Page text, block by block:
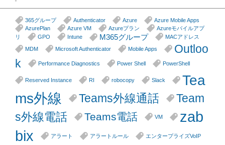
365グループ Authenticator Azure
Azure Mobile Apps
AzurePlan
Azure VM Azureプラン
Azureモバイルアプ
リ
GPO Intune M365グループ
MACアドレス
MDM
Microsoft Authenticator Mobile Apps
Outloo
k
Performance Diagnostics Power Shell PowerShell
Reserved Instance RI robocopy Slack
Tea
ms外線
Teams外線通話
Team
s外線電話
Teams電話 VM
zab
bix
アラート アラートルール エンタープライズVoIP